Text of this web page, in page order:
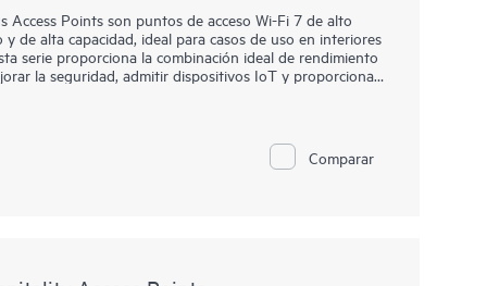
Points son puntos de acceso Wi-Fi 7 de alto
de alta capacidad, ideal para casos de uso en interiores
serie proporciona la combinación ideal de rendimiento
la seguridad, admitir dispositivos IoT y proporcionar
para una conectividad inalámbrica optimizada en
garantía limitada de por vida.
Comparar